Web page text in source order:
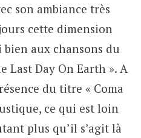
son ambiance très
cette dimension
aux chansons du
Last Day On Earth ». A
du titre « Coma
ce qui est loin
plus qu’il s’agit là